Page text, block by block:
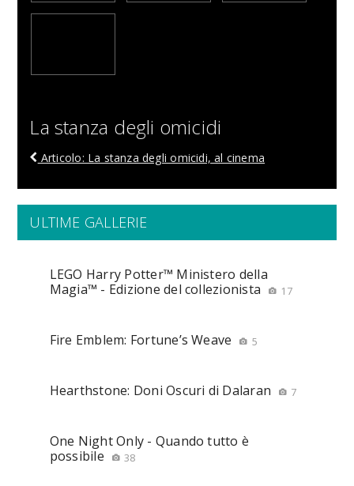
La stanza degli omicidi
Articolo: La stanza degli omicidi, al cinema
ULTIME GALLERIE
LEGO Harry Potter™ Ministero della
Magia™ - Edizione del collezionista
17
Fire Emblem: Fortune’s Weave 5
Hearthstone: Doni Oscuri di Dalaran 7
One Night Only - Quando tutto è
possibile
38